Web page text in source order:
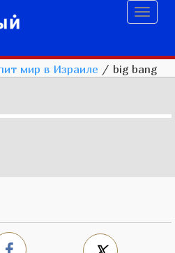
мир в Израиле / big bang